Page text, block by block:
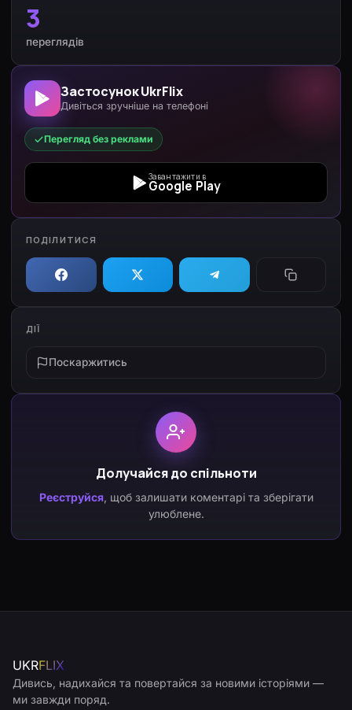
3
переглядів
Застосунок UkrFlix
Дивіться зручніше на телефоні
Перегляд без реклами
Завантажити в
Google Play
ПОДІЛИТИСЯ
ДІЇ
Поскаржитись
Долучайся до спільноти
Реєструйся, щоб залишати коментарі та зберігати
улюблене.
UKRFLIX
Дивись, надихайся та повертайся за новими історіями —
ми завжди поряд.